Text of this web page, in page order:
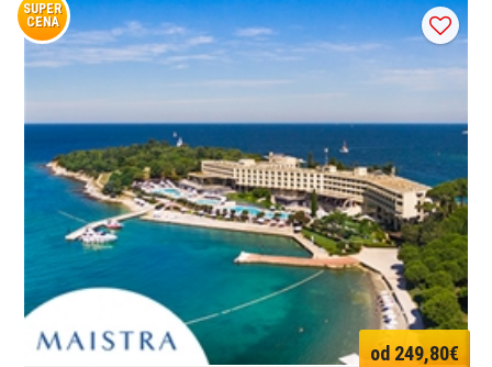
SUPER
CENA
od 249,80€